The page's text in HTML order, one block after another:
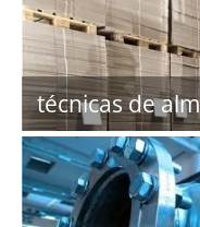
técnicas de